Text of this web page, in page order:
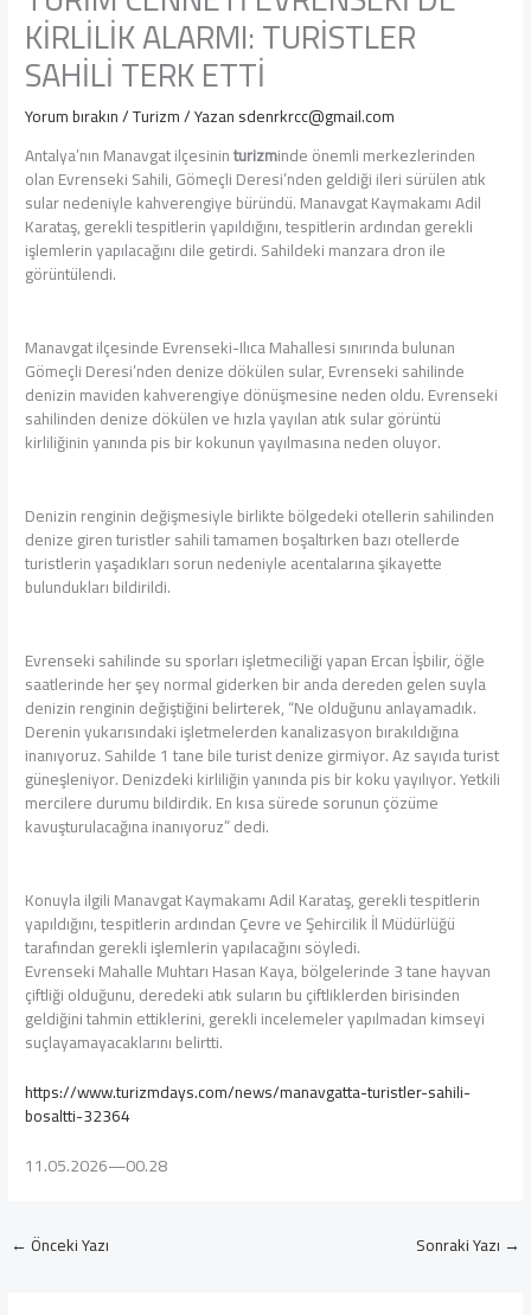
KİRLİLİK ALARMI: TURİSTLER
SAHİLİ TERK ETTİ
Yorum bırakın/Turizm/ Yazansdenrkrcc@gmail.com
Antalya’nın Manavgat ilçesininturizminde önemli merkezlerinden
olan Evrenseki Sahili, Gömeçli Deresi’nden geldiği ileri sürülen atık
sular nedeniyle kahverengiye büründü. Manavgat Kaymakamı Adil
Karataş, gerekli tespitlerin yapıldığını, tespitlerin ardından gerekli
işlemlerin yapılacağını dile getirdi. Sahildeki manzara dron ile
görüntülendi.
Manavgat ilçesinde Evrenseki-Ilıca Mahallesi sınırında bulunan
Gömeçli Deresi’nden denize dökülen sular, Evrenseki sahilinde
denizin maviden kahverengiye dönüşmesine neden oldu. Evrenseki
sahilinden denize dökülen ve hızla yayılan atık sular görüntü
kirliliğinin yanında pis bir kokunun yayılmasına neden oluyor.
Denizin renginin değişmesiyle birlikte bölgedeki otellerin sahilinden
denize giren turistler sahili tamamen boşaltırken bazı otellerde
turistlerin yaşadıkları sorun nedeniyle acentalarına şikayette
bulundukları bildirildi.
Evrenseki sahilinde su sporları işletmeciliği yapan Ercan İşbilir, öğle
saatlerinde her şey normal giderken bir anda dereden gelen suyla
denizin renginin değiştiğini belirterek, “Ne olduğunu anlayamadık.
Derenin yukarısındaki işletmelerden kanalizasyon bırakıldığına
inanıyoruz. Sahilde 1 tane bile turist denize girmiyor. Az sayıda turist
güneşleniyor. Denizdeki kirliliğin yanında pis bir koku yayılıyor. Yetkili
mercilere durumu bildirdik. En kısa sürede sorunun çözüme
kavuşturulacağına inanıyoruz” dedi.
Konuyla ilgili Manavgat Kaymakamı Adil Karataş, gerekli tespitlerin
yapıldığını, tespitlerin ardından Çevre ve Şehircilik İl Müdürlüğü
tarafından gerekli işlemlerin yapılacağını söyledi.
Evrenseki Mahalle Muhtarı Hasan Kaya, bölgelerinde 3 tane hayvan
çiftliği olduğunu, deredeki atık suların bu çiftliklerden birisinden
geldiğini tahmin ettiklerini, gerekli incelemeler yapılmadan kimseyi
suçlayamayacaklarını belirtti.
https://www.turizmdays.com/news/manavgatta-turistler-sahili-
bosaltti-32364
11.05.2026—00.28
← Önceki Yazı Sonraki Yazı →